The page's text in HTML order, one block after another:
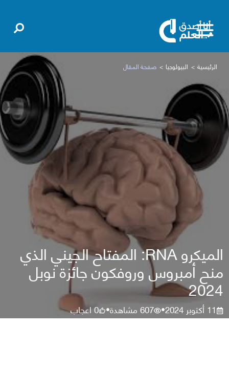
الرئيسية البيولوجيا صفحة المقال
الميكرو RNA: المفتاح الجيني الذي
منح أمبروس وروفكون جائزة نوبل
2024
11 أكتوبر 2024 •
607مشاهدة•
0اعجاب